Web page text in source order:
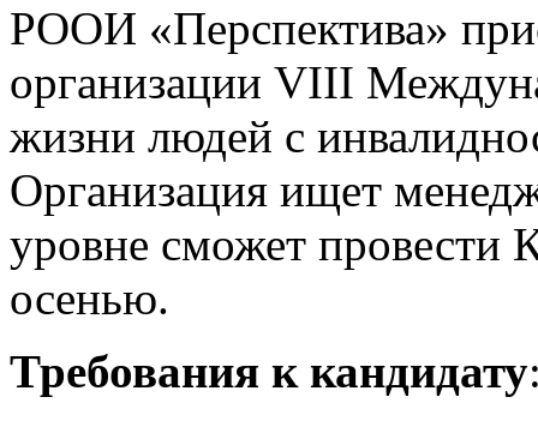
РООИ «Перспектива»
организации VIII
жизни людей с
Организация ищет
уровне сможет провести
осенью.
Требования к кандидату